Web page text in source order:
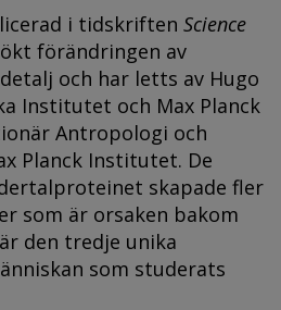
i tidskriften Science
förändringen av
och har letts av Hugo
Institutet och Max Planck
Antropologi och
Planck Institutet. De
skapade fler
som är orsaken bakom
den tredje unika
som studerats